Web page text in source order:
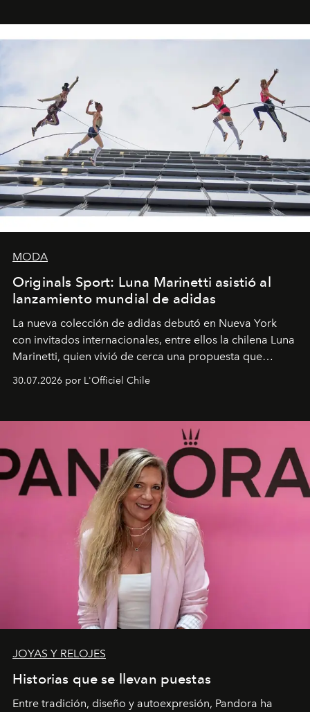
MODA
Originals Sport: Luna Marinetti asistió al
lanzamiento mundial de adidas
La nueva colección de adidas debutó en Nueva York
con invitados internacionales, entre ellos la chilena Luna
Marinetti, quien vivió de cerca una propuesta que
fusiona moda y rendimiento.
30.07.2026 por L'Officiel Chile
JOYAS Y RELOJES
Historias que se llevan puestas
Entre tradición, diseño y autoexpresión, Pandora ha